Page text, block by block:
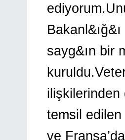
sayg&ın bir
ilişkilerinden
temsil edilen
ve